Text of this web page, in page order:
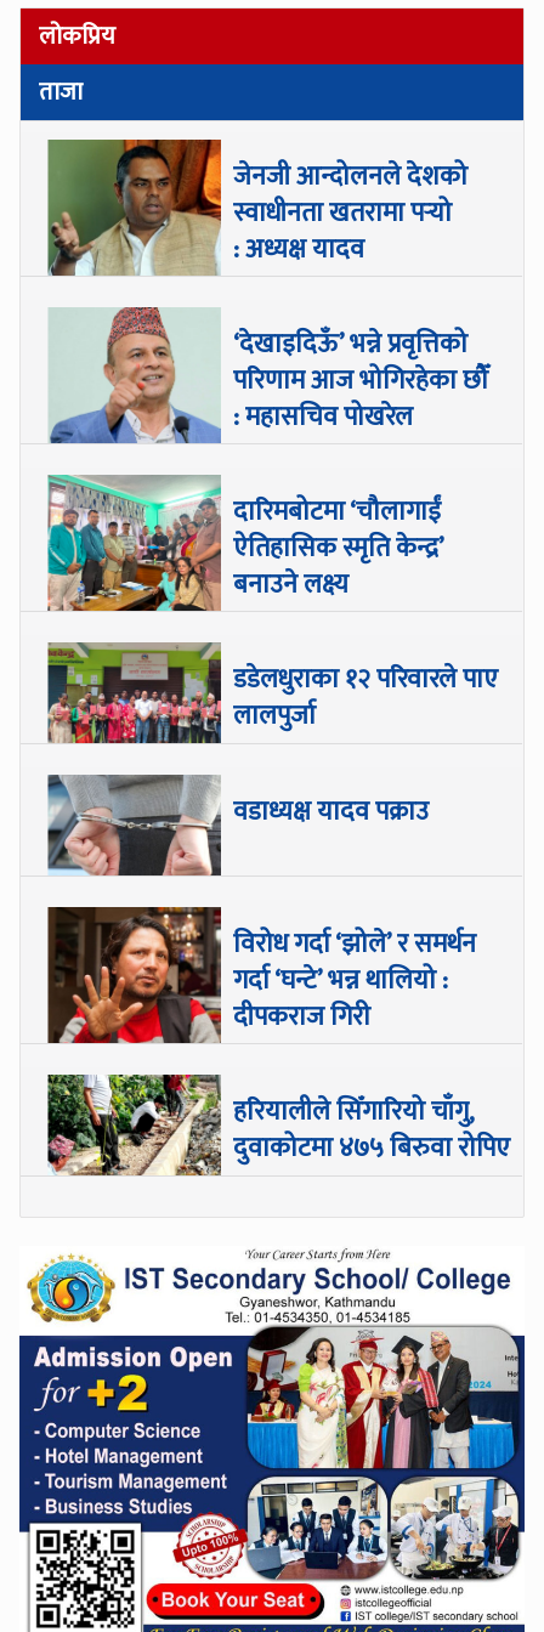
लोकप्रिय
ताजा
जेनजी आन्दोलनले देशको
स्वाधीनता खतरामा पर्‍यो
: अध्यक्ष यादव
‘देखाइदिऊँ’ भन्ने प्रवृत्तिको
परिणाम आज भोगिरहेका छौँ
: महासचिव पोखरेल
दारिमबोटमा ‘चौलागाईं
ऐतिहासिक स्मृति केन्द्र’
बनाउने लक्ष्य
डडेलधुराका १२ परिवारले पाए
लालपुर्जा
वडाध्यक्ष यादव पक्राउ
विरोध गर्दा ‘झोले’ र समर्थन
गर्दा ‘घन्टे’ भन्न थालियो :
दीपकराज गिरी
हरियालीले सिँगारियो चाँगु,
दुवाकोटमा ४७५ बिरुवा रोपिए